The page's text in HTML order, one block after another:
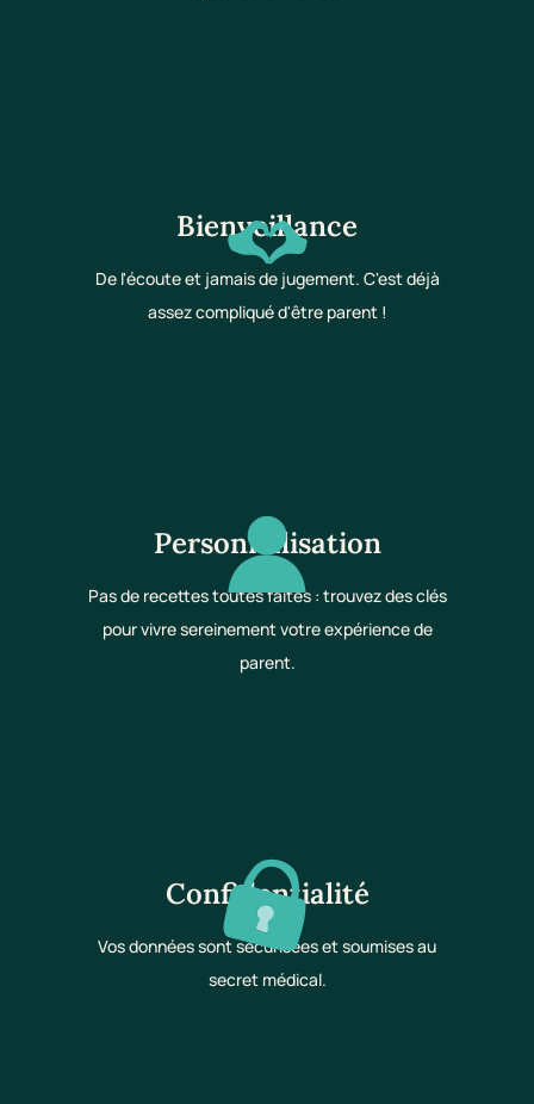
Bienveillance
De l'écoute et jamais de jugement. C'est déjà
assez compliqué d'être parent !
Personnalisation
Pas de recettes toutes faites : trouvez des clés
pour vivre sereinement votre expérience de
parent.
Confidentialité
Vos données sont sécurisées et soumises au
secret médical.